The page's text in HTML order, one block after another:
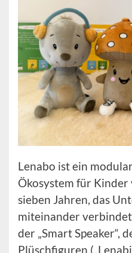
Lenabo ist ein
Ökosystem für
sieben Jahren, das
miteinander
der „Smart Speaker“,
Plüschfiguren